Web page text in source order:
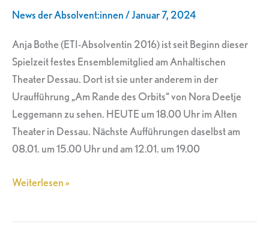
News der Absolvent:innen/Januar 7, 2024
Anja Bothe (ETI-Absolventin 2016) ist seit Beginn dieser
Spielzeit festes Ensemblemitglied am Anhaltischen
Theater Dessau. Dort ist sie unter anderem in der
Uraufführung „Am Rande des Orbits“ von Nora Deetje
Leggemann zu sehen. HEUTE um 18.00 Uhr im Alten
Theater in Dessau. Nächste Aufführungen daselbst am
08.01. um 15.00 Uhr und am 12.01. um 19.00
Weiterlesen »